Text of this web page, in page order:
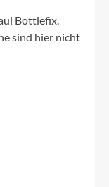
Bottlefix.
sind hier nicht